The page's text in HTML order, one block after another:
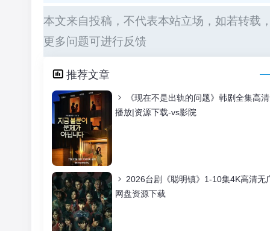
本文来自投稿，不代表本站立场，如若转载
更多问题可进行反馈
推荐文章
《现在不是出轨的问题》韩剧全集高
播放|资源下载-vs影院
2026台剧《聪明镇》1-10集4K高清
网盘资源下载